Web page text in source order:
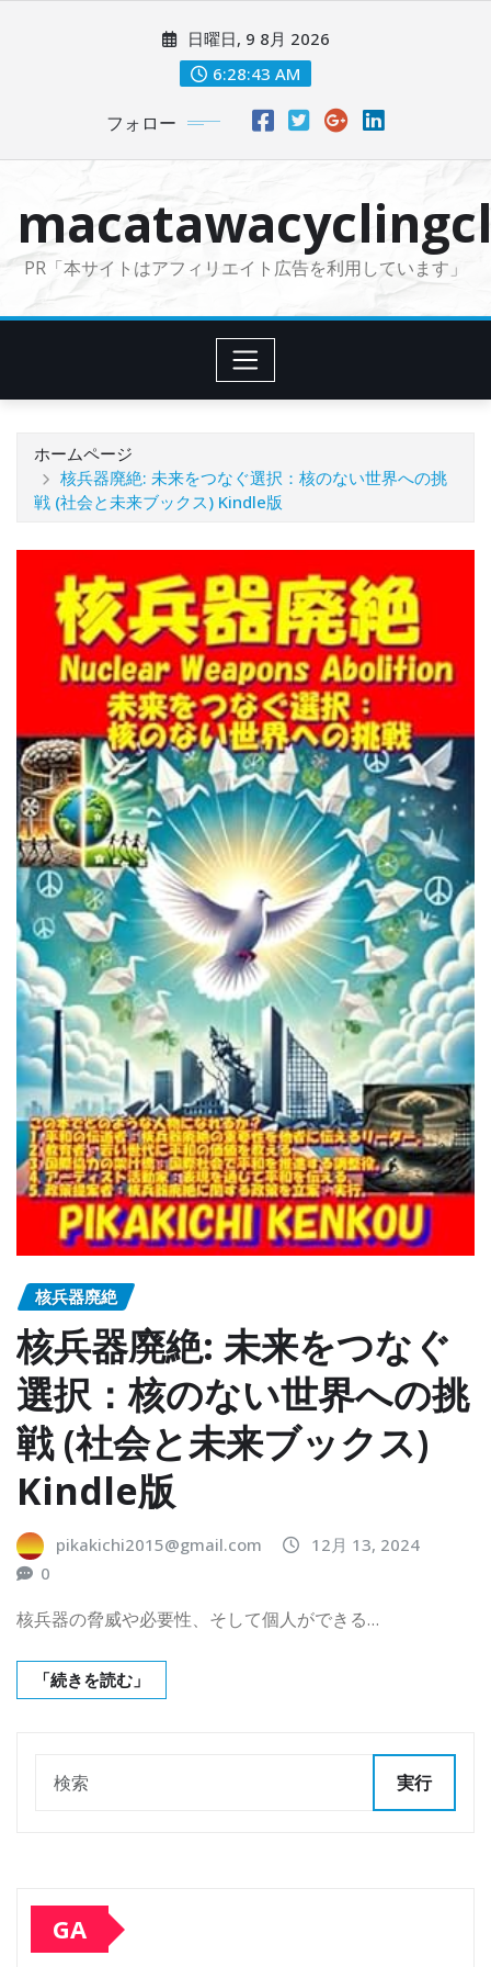
に
日曜日, 9 8月 2026
6:28:44 AM
フォロー
PR「本サイトはアフィリエイト広告を利用しています」
ホームページ
核兵器廃絶: 未来をつなぐ選択：核のない世界への挑
戦 (社会と未来ブックス) Kindle版
核兵器廃絶
核兵器廃絶: 未来をつなぐ
選択：核のない世界への挑
戦 (社会と未来ブックス)
Kindle版
pikakichi2015@gmail.com
12月 13, 2024
0
核兵器の脅威や必要性、そして個人ができる…
「続きを読む」
実行
GA